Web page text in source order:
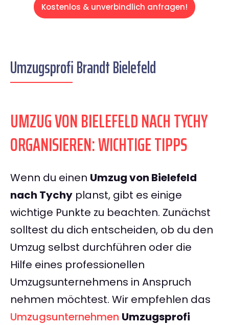
Kostenlos & unverbindlich anfragen!
Umzugsprofi Brandt Bielefeld
UMZUG VON BIELEFELD NACH TYCHY
ORGANISIEREN: WICHTIGE TIPPS
Wenn du einen Umzug von Bielefeld
nach Tychy planst, gibt es einige
wichtige Punkte zu beachten. Zunächst
solltest du dich entscheiden, ob du den
Umzug selbst durchführen oder die
Hilfe eines professionellen
Umzugsunternehmens in Anspruch
nehmen möchtest. Wir empfehlen das
Umzugsunternehmen Umzugsprofi